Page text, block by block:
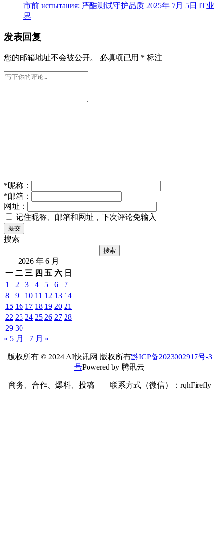
市前 испытания: 严酷测试守护品质 2025年 7月 5日 IT业
界
发表回复
您的邮箱地址不会被公开。 必填项已用 * 标注
*昵称：
*邮箱：
网址：
记住昵称、邮箱和网址，下次评论免输入
提交
搜索
搜索
2026 年 6 月
一 二 三 四 五 六 日
1
2 3 4 5 6
7
8
9 10 11 12 13 14
15 16 17 18 19 20 21
22 23 24 25 26 27 28
29 30
« 5 月
7 月 »
版权所有 © 2024 AI快讯网 版权所有黔ICP备2023002917号-3
号Powered by 腾讯云
商务、合作、爆料、投稿——联系方式（微信）：rqhFirefly